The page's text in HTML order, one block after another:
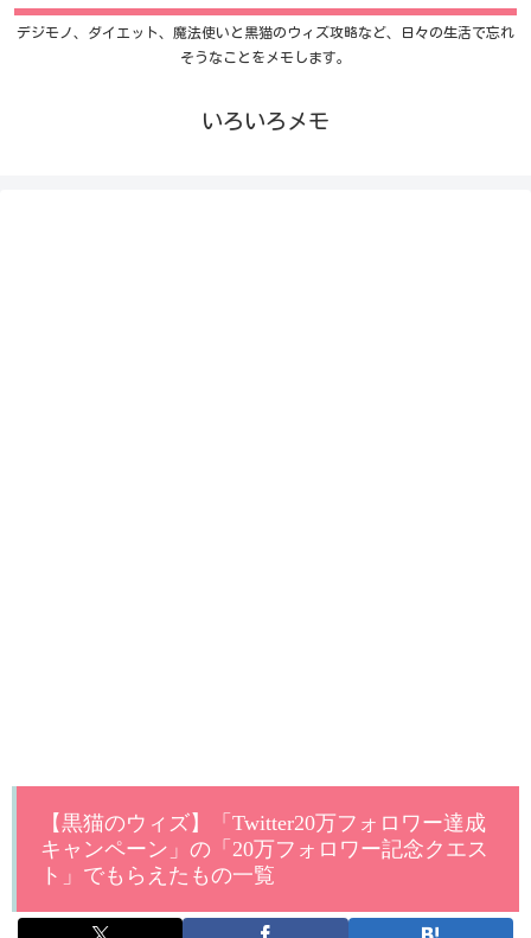
デジモノ、ダイエット、魔法使いと黒猫のウィズ攻略など、日々の生活で忘れ
そうなことをメモします。
いろいろメモ
【黒猫のウィズ】「Twitter20万フォロワー達成
キャンペーン」の「20万フォロワー記念クエス
ト」でもらえたもの一覧